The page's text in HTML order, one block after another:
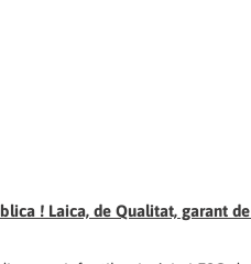
! Laica, de Qualitat, garant